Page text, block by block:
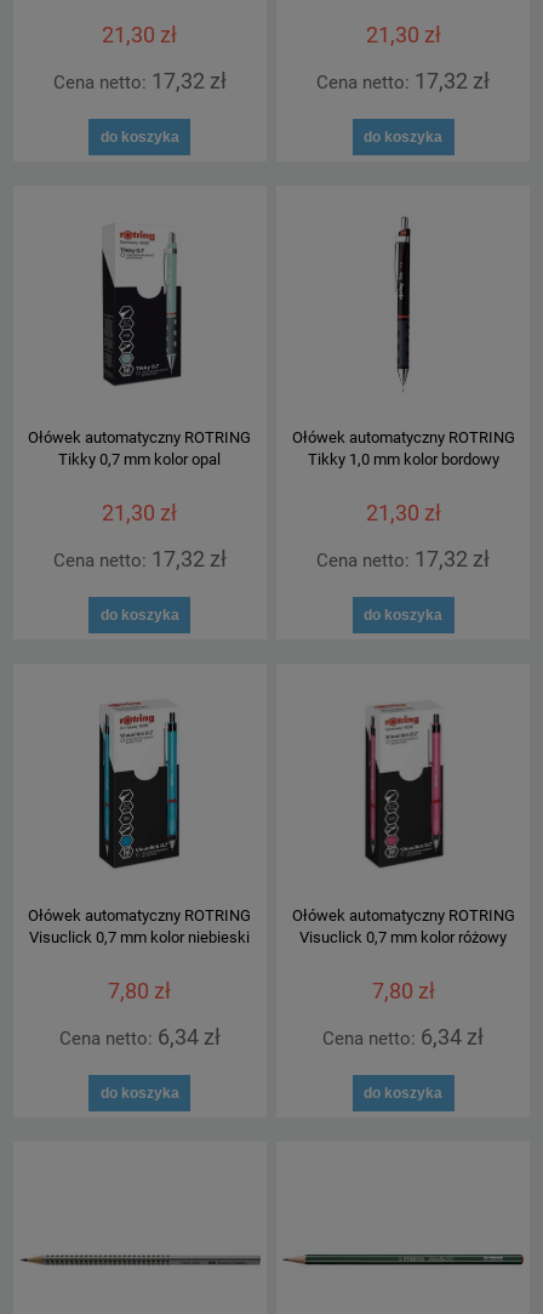
21,30 zł
Cena netto: 17,32 zł
do koszyka
21,30 zł
Cena netto: 17,32 zł
do koszyka
Ołówek automatyczny ROTRING
Tikky 0,7 mm kolor opal
21,30 zł
Cena netto: 17,32 zł
do koszyka
Ołówek automatyczny ROTRING
Tikky 1,0 mm kolor bordowy
21,30 zł
Cena netto: 17,32 zł
do koszyka
Ołówek automatyczny ROTRING
Visuclick 0,7 mm kolor niebieski
7,80 zł
Cena netto: 6,34 zł
do koszyka
Ołówek automatyczny ROTRING
Visuclick 0,7 mm kolor różowy
7,80 zł
Cena netto: 6,34 zł
do koszyka